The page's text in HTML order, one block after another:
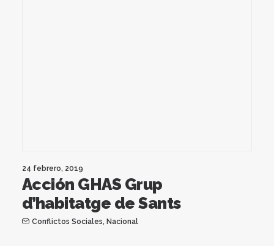
24 febrero, 2019
Acción GHAS Grup
d’habitatge de Sants
Conflictos Sociales, Nacional